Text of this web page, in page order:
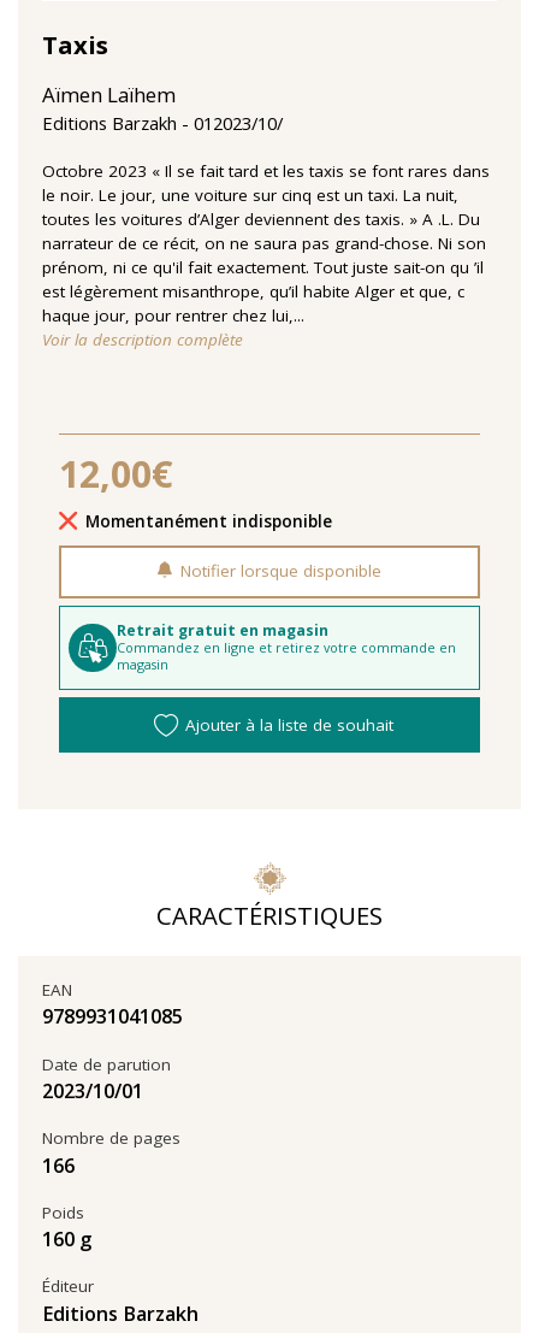
Taxis
Aïmen Laïhem
Editions Barzakh 01‏/10‏/2023
Octobre 2023 « Il se fait tard et les taxis se font rares dans
le noir. Le jour, une voiture sur cinq est un taxi. La nuit,
toutes les voitures d’Alger deviennent des taxis. » A .L. Du
narrateur de ce récit, on ne saura pas grand-chose. Ni son
prénom, ni ce qu'il fait exactement. Tout juste sait-on qu ’il
est légèrement misanthrope, qu’il habite Alger et que, c
haque jour, pour rentrer chez lui,...
Voir la description complète
12,00€
Délais de livraison
Momentanément indisponible
Notifier lorsque disponible
Retrait gratuit en magasin
Commandez en ligne et retirez votre commande en
magasin
Ajouter à la liste de souhait
CARACTÉRISTIQUES
EAN
9789931041085
Date de parution
01‏/10‏/2023
Poids
160 g
Éditeur
Editions Barzakh
Nombre de pages
166